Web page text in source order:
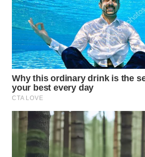
SAMOSIR
WN
PADANG
LAWAS
WN
SUMEDANG
WN
CIANJUR
WN